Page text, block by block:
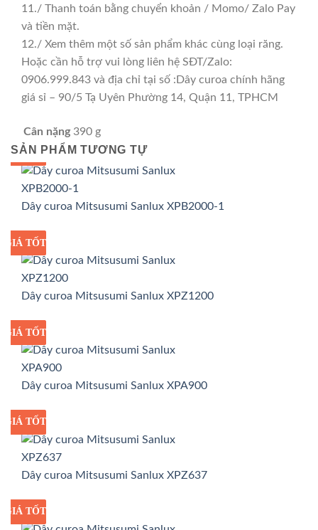
11./ Thanh toán bằng chuyển khoản / Momo/ Zalo Pay
và tiền mặt.
12./ Xem thêm một số sản phẩm khác cùng loại răng.
Hoặc cần hỗ trợ vui lòng liên hệ SĐT/Zalo:
0906.999.843 và địa chỉ tại số :Dây curoa chính hãng
giá sỉ – 90/5 Tạ Uyên Phường 14, Quận 11, TPHCM
Cân nặng 390 g
SẢN PHẨM TƯƠNG TỰ
GIÁ SỈ
GIÁ TỐT
Dây curoa Mitsusumi Sanlux XPB2000-1
GIÁ SỈ
GIÁ TỐT
Dây curoa Mitsusumi Sanlux XPZ1200
GIÁ SỈ
GIÁ TỐT
Dây curoa Mitsusumi Sanlux XPA900
GIÁ SỈ
GIÁ TỐT
Dây curoa Mitsusumi Sanlux XPZ637
GIÁ SỈ
GIÁ TỐT